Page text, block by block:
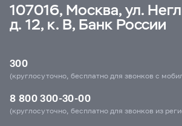
107016, Москва, ул.
д. 12, к. В, Банк России
300
(круглосуточно, бесплатно для звонков с
8 800 300-30-00
(круглосуточно, бесплатно для звонков из